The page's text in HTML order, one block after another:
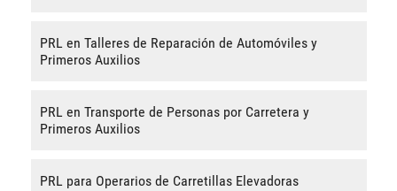
PRL en Talleres de Reparación de Automóviles y
Primeros Auxilios
PRL en Transporte de Personas por Carretera y
Primeros Auxilios
PRL para Operarios de Carretillas Elevadoras